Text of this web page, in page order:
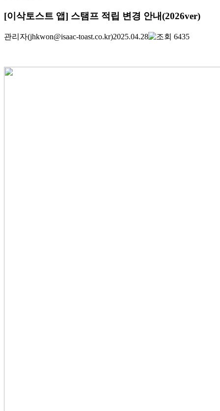
[이삭토스트 앱] 스탬프 적립 변경 안내(2026ver)
관리자(jhkwon@isaac-toast.co.kr)2025.04.28 6435